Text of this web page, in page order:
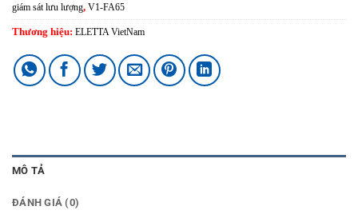
giám sát lưu lượng, V1-FA65
Thương hiệu: ELETTA VietNam
MÔ TẢ
ĐÁNH GIÁ (0)